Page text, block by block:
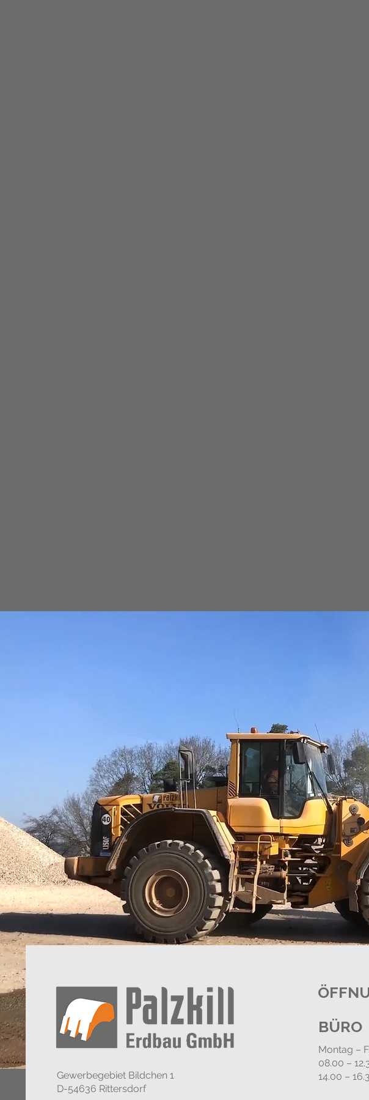
Gewerbegebiet Bildchen 1
D-54636 Rittersdorf​
BÜRO
Montag –
08.00 –
14.00 –